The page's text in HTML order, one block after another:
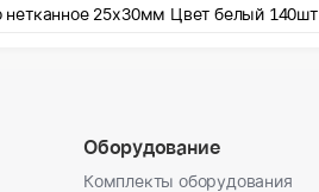
нетканное 25х30мм Цвет белый 140шт
Оборудование
Комплекты оборудования